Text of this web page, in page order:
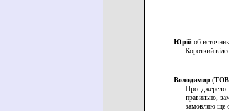
Юрій об
Короткий
Володимир (ТОВ
Про джерело
правильно,
замовляю ще